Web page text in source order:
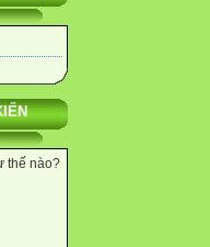
thế nào?